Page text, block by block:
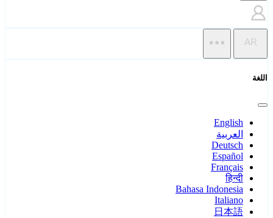
AR
اللغة
English
العربية
Deutsch
Español
Français
हिन्दी
Bahasa Indonesia
Italiano
日本語